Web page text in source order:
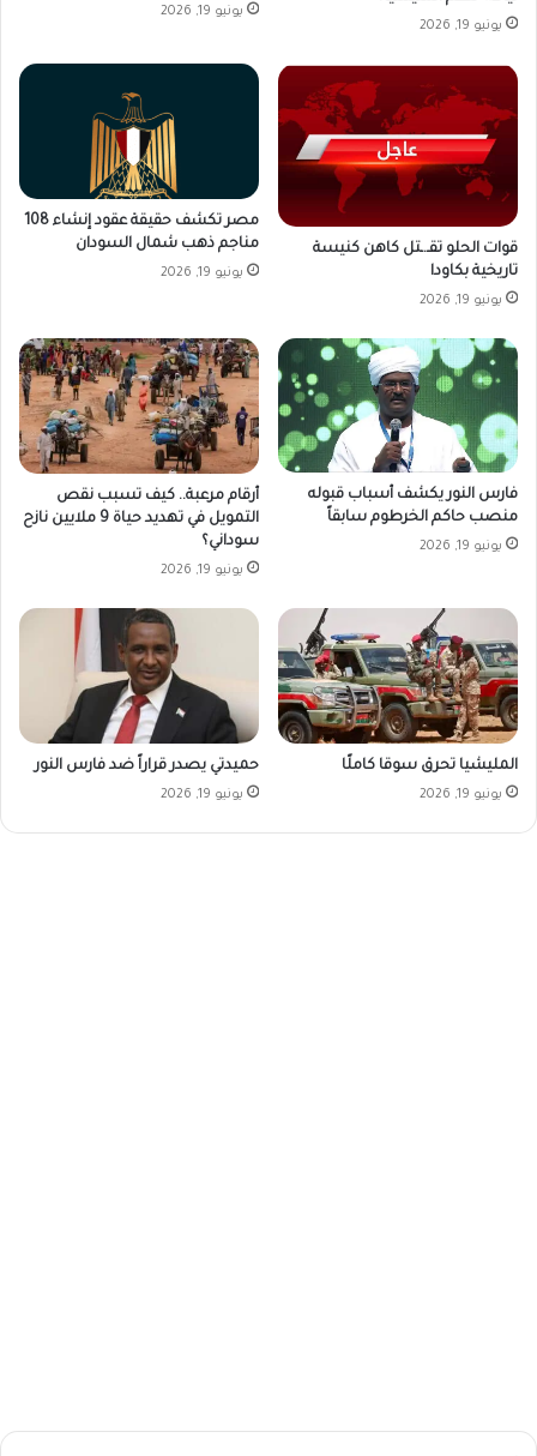
يونيو 19, 2026
يونيو 19, 2026
قوات الحلو تقـ.ـتل كاهن كنيسة
تاريخية بكاودا
يونيو 19, 2026
مصر تكشف حقيقة عقود إنشاء 108
مناجم ذهب شمال السودان
يونيو 19, 2026
فارس النور يكشف أسباب قبوله
منصب حاكم الخرطوم سابقاً
يونيو 19, 2026
أرقام مرعبة.. كيف تسبب نقص
التمويل في تهديد حياة 9 ملايين نازح
سوداني؟
يونيو 19, 2026
المليشيا تحرق سوقا كاملًا
يونيو 19, 2026
حميدتي يصدر قراراً ضد فارس النور
يونيو 19, 2026